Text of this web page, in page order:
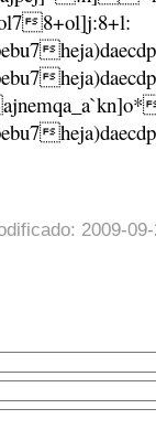
8+ol]j:8+l:
2009-